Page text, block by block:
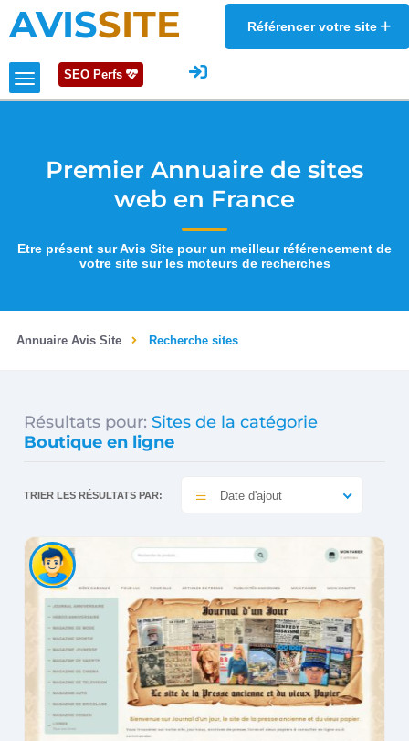
AVISSITE Référencer votre site
SEO Perfs
Premier Annuaire de sites
web en France
Etre présent sur Avis Site pour un meilleur référencement de
votre site sur les moteurs de recherches
Annuaire Avis Site Recherche sites
Résultats pour: Sites de la catégorie
Boutique en ligne
TRIER LES RÉSULTATS PAR: Date d'ajout